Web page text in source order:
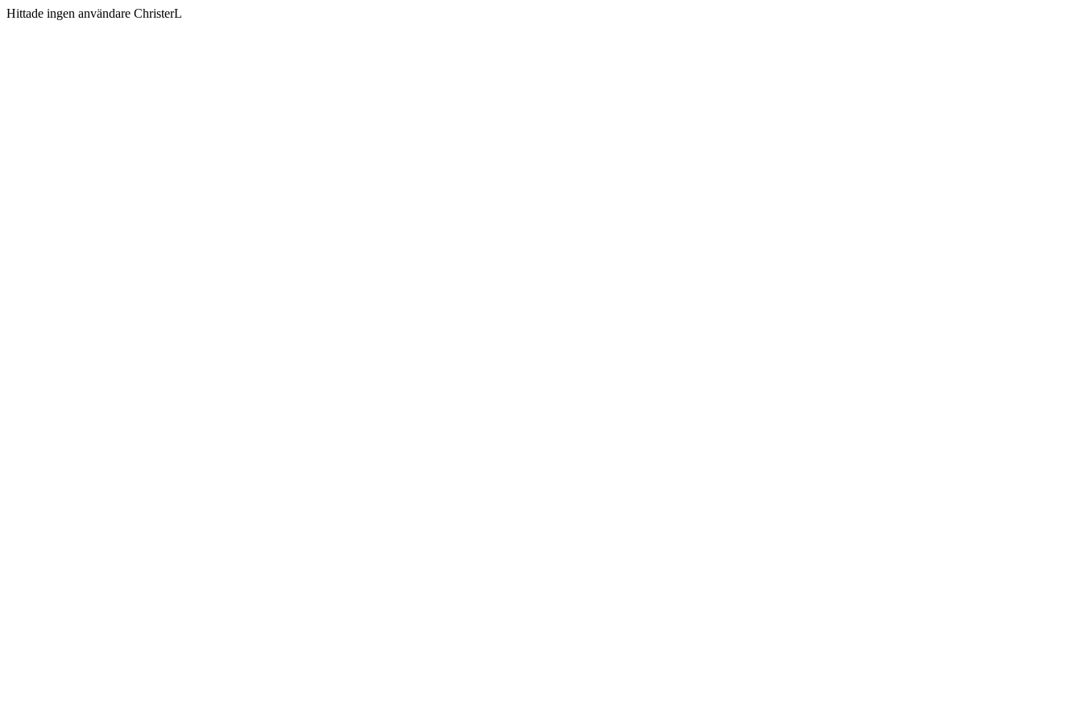
Hittade ingen användare ChristerL